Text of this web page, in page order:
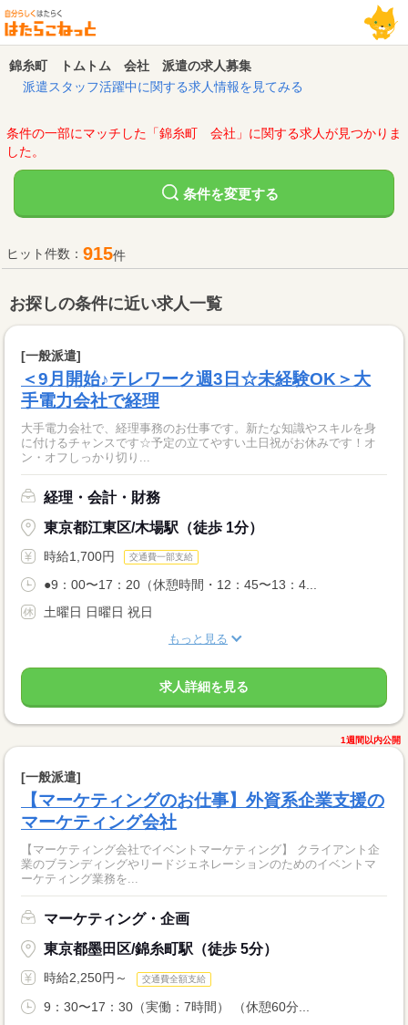
錦糸町 トムトム 会社 派遣の求人募集
派遣スタッフ活躍中に関する求人情報を見てみる
条件の一部にマッチした「錦糸町 会社」に関する求人が見つかりま
した。
条件を変更する
ヒット件数： 915件
お探しの条件に近い求人一覧
[一般派遣]
＜9月開始♪テレワーク週3日☆未経験OK＞大
手電力会社で経理
大手電力会社で、経理事務のお仕事です。新たな知識やスキルを身
に付けるチャンスです☆予定の立てやすい土日祝がお休みです！オ
ン・オフしっかり切り...
経理・会計・財務
東京都江東区/木場駅（徒歩 1分）
時給1,700円 交通費一部支給
●9：00〜17：20（休憩時間・12：45〜13：4...
土曜日 日曜日 祝日
もっと見る
求人詳細を見る
1週間以内公開
[一般派遣]
【マーケティングのお仕事】外資系企業支援の
マーケティング会社
【マーケティング会社でイベントマーケティング】 クライアント企
業のブランディングやリードジェネレーションのためのイベントマ
ーケティング業務を...
マーケティング・企画
東京都墨田区/錦糸町駅（徒歩 5分）
時給2,250円～ 交通費全額支給
9：30〜17：30（実働：7時間） （休憩60分...